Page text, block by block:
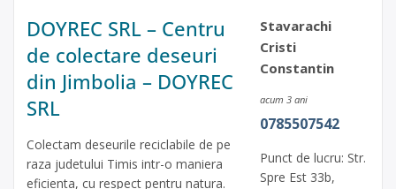
DOYREC SRL – Centru
de colectare deseuri
din Jimbolia – DOYREC
SRL
Colectam deseurile reciclabile de pe
raza judetului Timis intr-o maniera
eficienta, cu respect pentru natura.
Stavarachi
Cristi
Constantin
acum 3 ani
0785507542
Punct de lucru: Str.
Spre Est 33b,